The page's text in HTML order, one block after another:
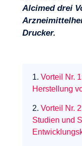
Alcimed drei
Drucker.
1. Vorteil Nr.
Herstellung
2. Vorteil Nr.
Studien und